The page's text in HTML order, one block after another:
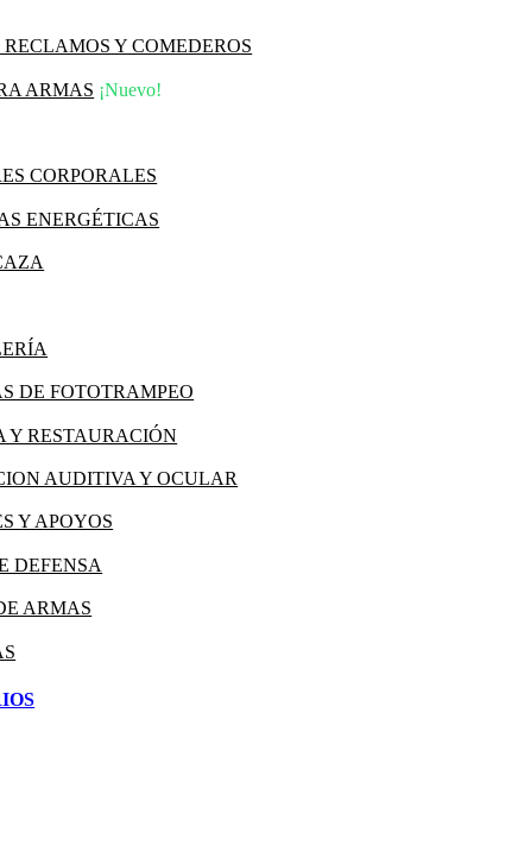
Y COMEDEROS
ARMAS ¡Nuevo!
CORPORALES
ENERGÉTICAS
DE FOTOTRAMPEO
Y RESTAURACIÓN
AUDITIVA Y OCULAR
Y APOYOS
DEFENSA
ARMAS